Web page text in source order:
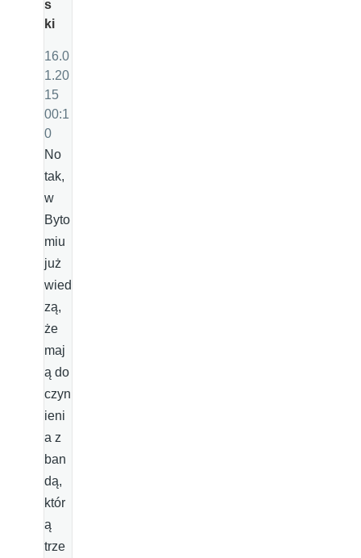
s
ki
16.0
1.20
15
00:1
0
No
tak,
w
Byto
miu
już
wied
zą,
że
maj
ą do
czyn
ieni
a z
ban
dą,
któr
ą
trze